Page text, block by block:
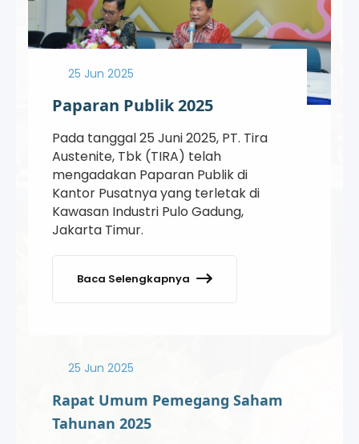
25 Jun 2025
Paparan Publik 2025
Pada tanggal 25 Juni 2025, PT. Tira
Austenite, Tbk (TIRA) telah
mengadakan Paparan Publik di
Kantor Pusatnya yang terletak di
Kawasan Industri Pulo Gadung,
Jakarta Timur.
Baca Selengkapnya
25 Jun 2025
Rapat Umum Pemegang Saham
Tahunan 2025